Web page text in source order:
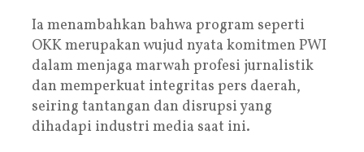
Ia menambahkan bahwa program seperti
OKK merupakan wujud nyata komitmen PWI
dalam menjaga marwah profesi jurnalistik
dan memperkuat integritas pers daerah,
seiring tantangan dan disrupsi yang
dihadapi industri media saat ini.